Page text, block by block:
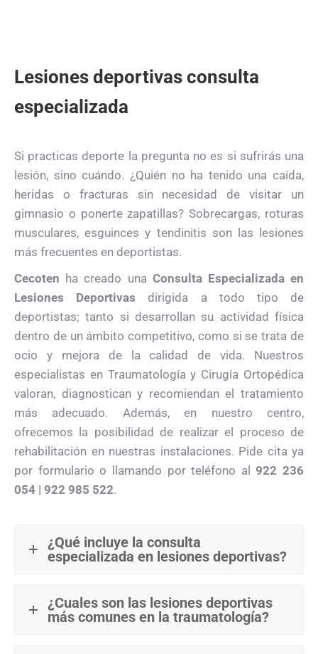
Lesiones deportivas consulta
especializada
Si practicas deporte la pregunta no es si sufrirás una
lesión, sino cuándo. ¿Quién no ha tenido una caída,
heridas o fracturas sin necesidad de visitar un
gimnasio o ponerte zapatillas? Sobrecargas, roturas
musculares, esguinces y tendinitis son las lesiones
más frecuentes en deportistas.
Cecoten ha creado una Consulta Especializada en
Lesiones Deportivas dirigida a todo tipo de
deportistas; tanto si desarrollan su actividad física
dentro de un ámbito competitivo, como si se trata de
ocio y mejora de la calidad de vida. Nuestros
especialistas en Traumatología y Cirugía Ortopédica
valoran, diagnostican y recomiendan el tratamiento
más adecuado. Además, en nuestro centro,
ofrecemos la posibilidad de realizar el proceso de
rehabilitación en nuestras instalaciones. Pide cita ya
por formulario o llamando por teléfono al922 236
054 | 922 985 522.
¿Qué incluye la consulta
especializada en lesiones deportivas?
¿Cuales son las lesiones deportivas
más comunes en la traumatología?